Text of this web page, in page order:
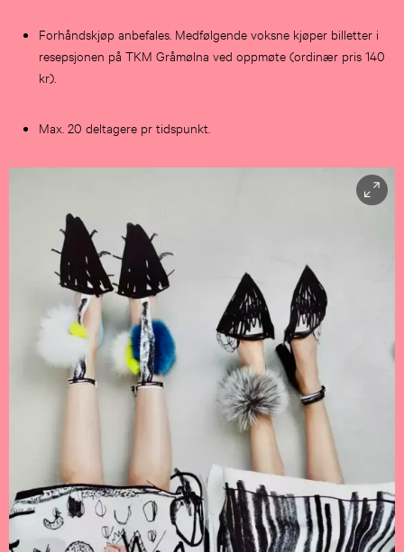
Forhåndskjøp anbefales. Medfølgende voksne kjøper billetter i
resepsjonen på TKM Gråmølna ved oppmøte (ordinær pris 140
kr).
Max. 20 deltagere pr tidspunkt.